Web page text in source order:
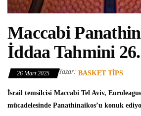
Maccabi
İddaa Tahmini
26 Mart 2025 Yazar: BASKET TIPS
İsrail temsilcisi Maccabi Tel Aviv,
mücadelesinde Panathinaikos’u konuk